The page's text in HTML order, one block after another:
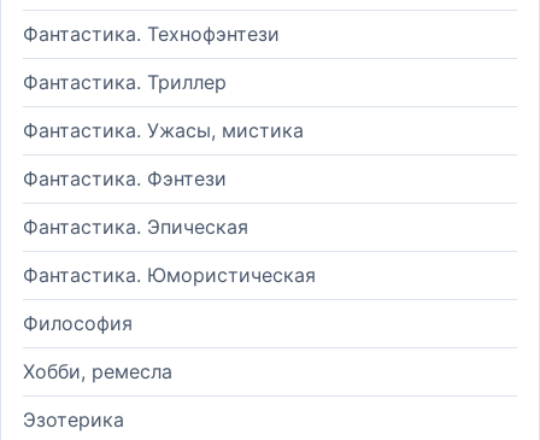
Фантастика. Технофэнтези
Фантастика. Триллер
Фантастика. Ужасы, мистика
Фантастика. Фэнтези
Фантастика. Эпическая
Фантастика. Юмористическая
Философия
Хобби, ремесла
Эзотерика